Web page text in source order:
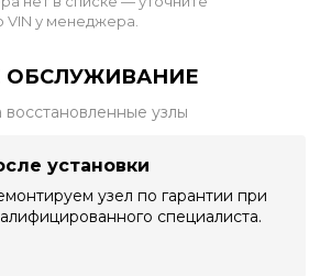
VIN у менеджера.
ОБСЛУЖИВАНИЕ
восстановленные узлы
установки
узел по гарантии при
специалиста.